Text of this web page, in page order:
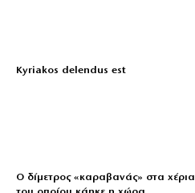
Kyriakos delendus est
Ο δίμετρος «καραβανάς» στα χέρια